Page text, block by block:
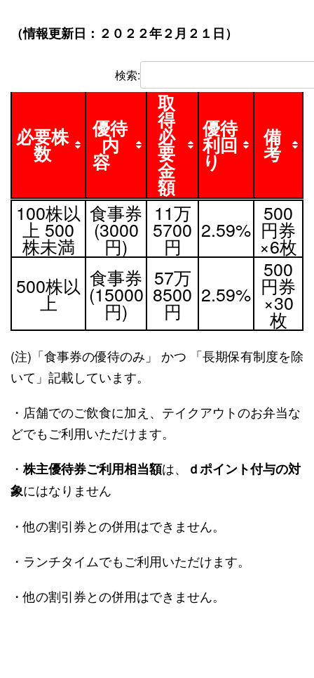
（情報更新日：２０２２年２月２１日）
検索:
必要株
数
優待
内
容
取
得
必
要
金
額
優待
利回
り
備
考
必要株
数
優待
内
容
取
得
必
要
金
額
優待
利回
り
備
考
100株以
上 500
株未満
食事券
(3000
円)
11万
5700
円
2.59%
500
円券
×6枚
500株以
上
食事券
(15000
円)
57万
8500
円
2.59%
500
円券
×30
枚
(注)「食事券の優待のみ」 かつ 「長期保有制度を除
いて」記載しています。
・店舗でのご飲食に加え、テイクアウトのお弁当な
どでもご利用いただけます。
・株主優待券ご利用相当額は、
ｄポイント付与の対
象にはなりません
・他の割引券との併用はできません。
・ランチタイムでもご利用いただけます。
・他の割引券との併用はできません。